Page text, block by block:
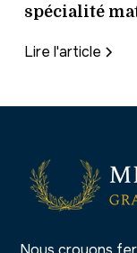
spécialité
Lire l'article